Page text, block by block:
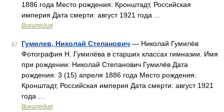
1886 года Место рождения: Кронштадт, Российская
империя Дата смерти: август 1921 года …
Википедия
67 Гумилев, Николай Степанович — Николай Гумилёв
Фотография Н. Гумилёва в старших классах гимназии. Имя
при рождении: Николай Степанович Гумилёв Дата
рождения: 3 (15) апреля 1886 года Место рождения:
Кронштадт, Российская империя Дата смерти: август 1921
года …
Википедия